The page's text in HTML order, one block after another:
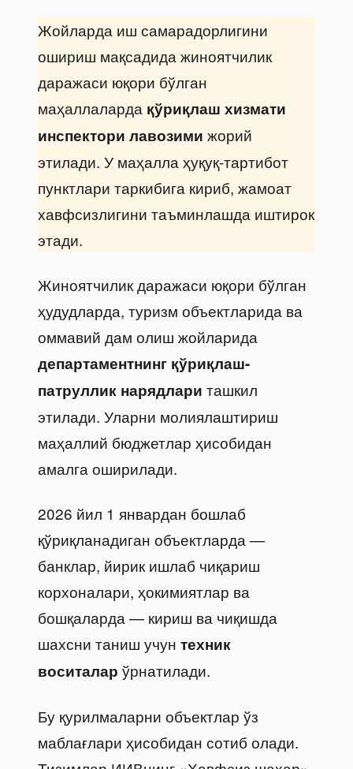
Жойларда иш самарадорлигини
ошириш мақсадида жиноятчилик
даражаси юқори бўлган
маҳаллаларда қўриқлаш хизмати
инспектори лавозими жорий
этилади. У маҳалла ҳуқуқ-тартибот
пунктлари таркибига кириб, жамоат
хавфсизлигини таъминлашда иштирок
этади.
Жиноятчилик даражаси юқори бўлган
ҳудудларда, туризм объектларида ва
оммавий дам олиш жойларида
департаментнинг қўриқлаш-
патруллик нарядлари ташкил
этилади. Уларни молиялаштириш
маҳаллий бюджетлар ҳисобидан
амалга оширилади.
2026 йил 1 январдан бошлаб
қўриқланадиган объектларда —
банклар, йирик ишлаб чиқариш
корхоналари, ҳокимиятлар ва
бошқаларда — кириш ва чиқишда
шахсни таниш учун техник
воситалар ўрнатилади.
Бу қурилмаларни объектлар ўз
маблағлари ҳисобидан сотиб олади.